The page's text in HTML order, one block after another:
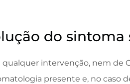
do
qualquer intervenção, nem de
presente e, no caso